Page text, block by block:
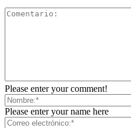
Please enter your comment!
Please enter your name here